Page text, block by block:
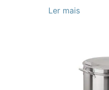
Ler mais